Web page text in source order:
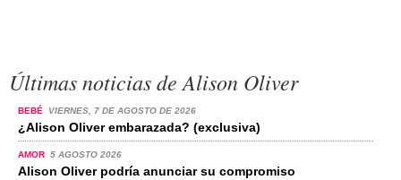
Últimas noticias de Alison Oliver
BEBÉ VIERNES, 7 DE AGOSTO DE 2026
¿Alison Oliver embarazada? (exclusiva)
AMOR 5 AGOSTO 2026
Alison Oliver podría anunciar su compromiso